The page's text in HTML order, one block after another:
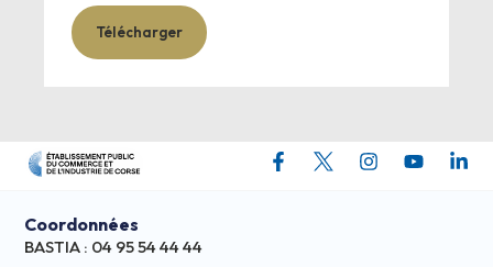
Télécharger
Coordonnées
BASTIA : 04 95 54 44 44